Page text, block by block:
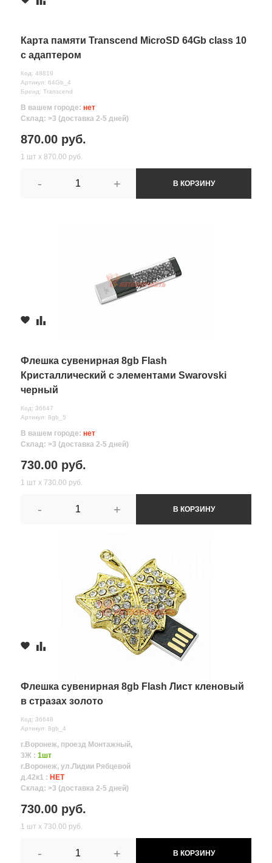
Карта памяти Transcend MicroSD 64Gb class 10
с адаптером
Код: 48819
Артикул: 64Gb_4
Бренд: Transcend
В вашем городе: нет
Склад: >3 (доставка 2-5 дней)
870.00 руб.
1 шт х 870.00 руб.
- + В КОРЗИНУ
Флешка сувенирная 8gb Flash
Кристаллический с элементами Swarovski
черный
Код: 36647
Артикул: 8gb_5
В вашем городе: нет
Склад: >3 (доставка 2-5 дней)
730.00 руб.
1 шт х 730.00 руб.
- + В КОРЗИНУ
Флешка сувенирная 8gb Flash Лист кленовый
в стразах золото
Код: 36648
Артикул: 8gb_4
г.Воронеж, проезд Монтажный,
3Ж : 1шт
г.Воронеж, ул.Лидии Рябцевой
д.42к1 : НЕТ
Склад: >3 (доставка 2-5 дней)
730.00 руб.
1 шт х 730.00 руб.
- + В КОРЗИНУ